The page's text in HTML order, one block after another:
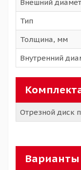
Внешний
Тип
Толщина, мм
Внутренний
Отрезной диск